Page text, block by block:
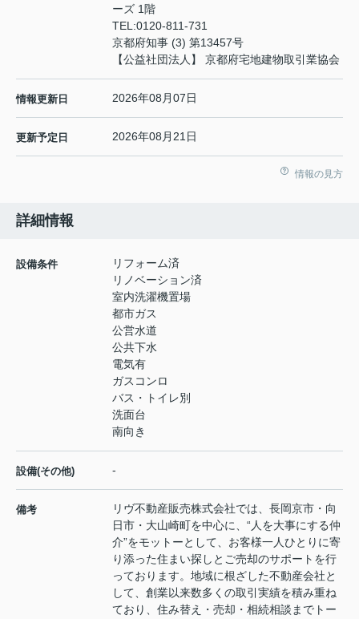
ーズ 1階
TEL:0120-811-731
京都府知事 (3) 第13457号
【公益社団法人】 京都府宅地建物取引業協会
情報更新日 2026年08月07日
更新予定日 2026年08月21日
情報の見方
詳細情報
設備条件
リフォーム済
リノベーション済
室内洗濯機置場
都市ガス
公営水道
公共下水
電気有
ガスコンロ
バス・トイレ別
洗面台
南向き
設備(その他) -
備考
リヴ不動産販売株式会社では、長岡京市・向
日市・大山崎町を中心に、“人を大事にする仲
介”をモットーとして、お客様一人ひとりに寄
り添った住まい探しとご売却のサポートを行
っております。地域に根ざした不動産会社と
して、創業以来数多くの取引実績を積み重ね
ており、住み替え・売却・相続相談までトー